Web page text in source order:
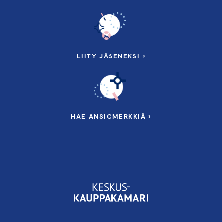
LIITY JÄSENEKSI ›
HAE ANSIOMERKKIÄ ›